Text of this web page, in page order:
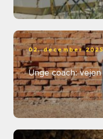
02. december
Unge coach: